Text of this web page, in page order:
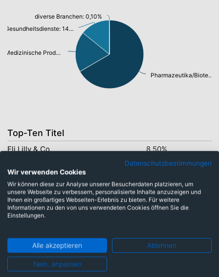
Pharmazeutika/Biotechnologie: 66,63%
Medizinische Produkte/Instrumente: 19,18%
Gesundheitsdienste: 14,09%
diverse Branchen: 0,10%
Top-Ten Titel
Eli Lilly & Co
8,50%
5,30%
AstraZeneca PLC
4,60%
Johnson & Johnson
3,70%
UnitedHealth Group
Intuitive Surgical
2,80%
Edwards Lifesciences
Datenschutzbestimmungen
Wir verwenden Cookies
Wir können diese zur Analyse unserer Besucherdaten platzieren, um
unsere Webseite zu verbessern, personalisierte Inhalte anzuzeigen und
Ihnen ein großartiges Webseiten-Erlebnis zu bieten. Für weitere
Informationen zu den von uns verwendeten Cookies öffnen Sie die
Einstellungen.
Alle akzeptieren Ablehnen
Nein, anpassen